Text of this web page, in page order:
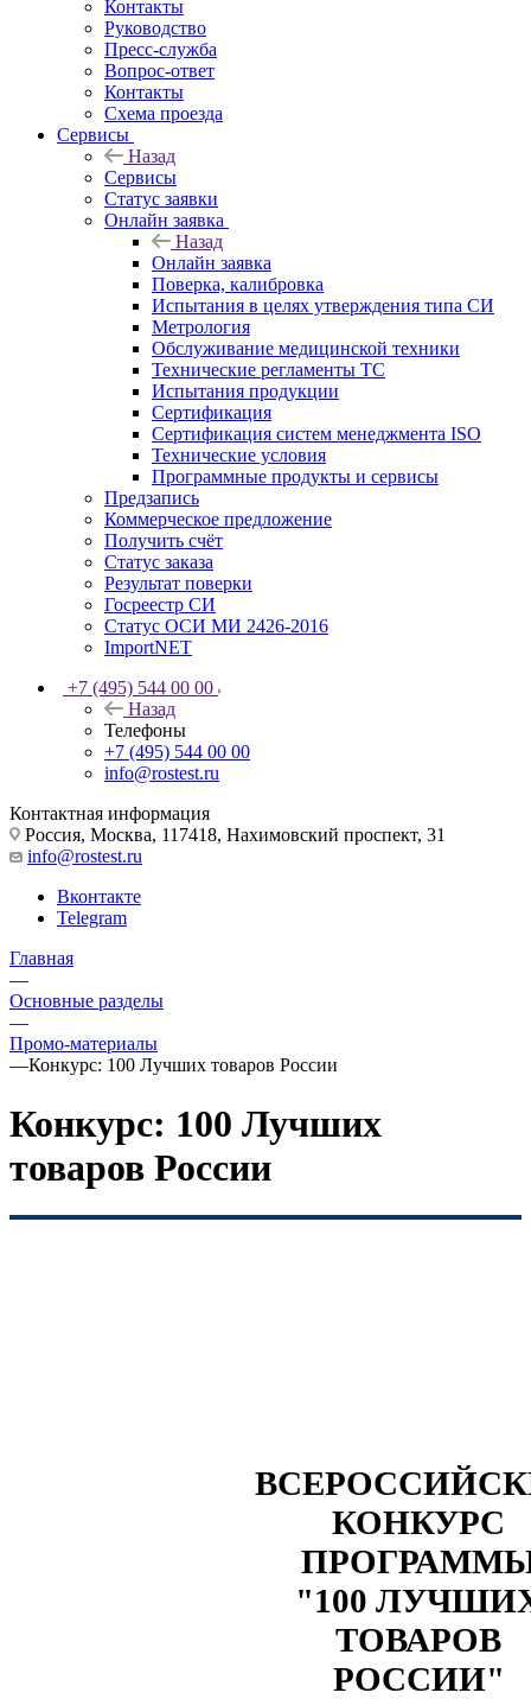
Контакты
Руководство
Пресс-служба
Вопрос-ответ
Контакты
Схема проезда
Сервисы
Назад
Сервисы
Статус заявки
Онлайн заявка
Назад
Онлайн заявка
Поверка, калибровка
Испытания в целях утверждения типа СИ
Метрология
Обслуживание медицинской техники
Технические регламенты ТС
Испытания продукции
Сертификация
Сертификация систем менеджмента ISO
Технические условия
Программные продукты и сервисы
Предзапись
Коммерческое предложение
Получить счёт
Статус заказа
Результат поверки
Госреестр СИ
Статус ОСИ МИ 2426-2016
ImportNET
+7 (495) 544 00 00
Назад
Телефоны
+7 (495) 544 00 00
info@rostest.ru
Контактная информация
Россия, Москва, 117418, Нахимовский проспект, 31
info@rostest.ru
Вконтакте
Telegram
Главная
—
Основные разделы
—
Промо-материалы
—Конкурс: 100 Лучших товаров России
Конкурс: 100 Лучших
товаров России
КОНКУРС
"100
ТОВАРОВ
РОССИИ"